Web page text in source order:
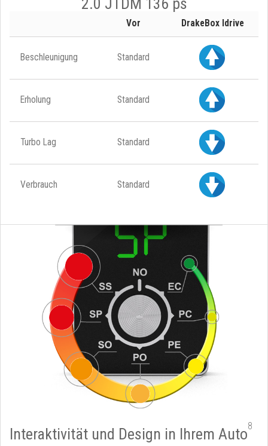
Vor DrakeBox Idrive
Beschleunigung Standard
Erholung Standard
Turbo Lag Standard
Verbrauch Standard
Interaktivität und Design in Ihrem Auto8